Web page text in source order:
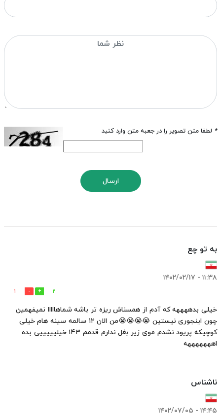
* لطفا متن تصویر را در جعبه متن وارد کنید
ارسال
به تو چع
۱۱:۳۸ - ۱۴۰۲/۰۲/۱۷
2
1
خیلی بدههههه که آدم از همسناش ریزه تر باشه شماهااااا نمیفهمین
چون اینجوری نیستین 😭😭😭😭من الان ۱۲ سالمه سینه هام خیلی
کوچیکه پریود نشدم موی زیر بغل ندارم قدمم ۱۴۳ خیلیییییی بده
اهههههههه
ناشناس
۱۴:۴۵ - ۱۴۰۲/۰۷/۰۵